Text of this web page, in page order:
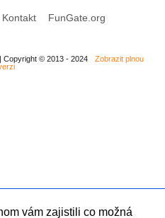
Kontakt FunGate.org
Copyright © 2013 - 2024
Zobrazit plnou
vám zajistili co možná